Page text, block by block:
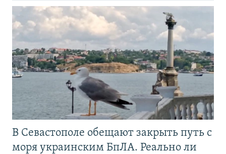
В Севастополе обещают закрыть путь с
моря украинским БпЛА. Реально ли